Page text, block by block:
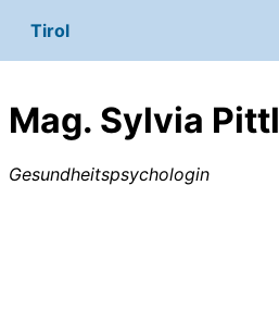
Tirol
Mag. Sylvia Pittl
Gesundheitspsychologin